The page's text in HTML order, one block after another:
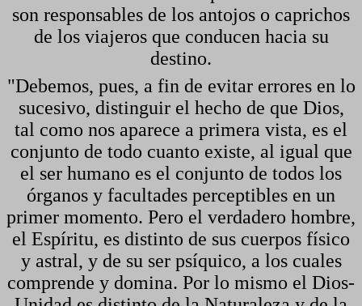
son responsables de los antojos o caprichos
de los viajeros que conducen hacia su
destino.
"Debemos, pues, a fin de evitar errores en lo
sucesivo, distinguir el hecho de que Dios,
tal como nos aparece a primera vista, es el
conjunto de todo cuanto existe, al igual que
el ser humano es el conjunto de todos los
órganos y facultades perceptibles en un
primer momento. Pero el verdadero hombre,
el Espíritu, es distinto de sus cuerpos físico
y astral, y de su ser psíquico, a los cuales
comprende y domina. Por lo mismo el Dios-